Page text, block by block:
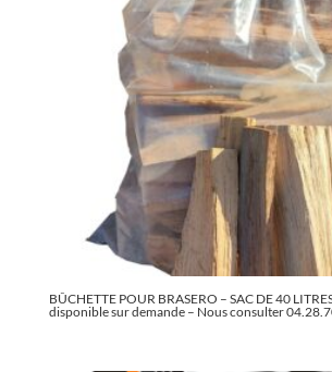
BÛCHETTE POUR BRASERO – SAC DE 40
disponible sur demande – Nous consulter